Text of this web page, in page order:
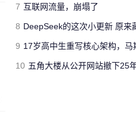
jimmyfluore
玩家网吧玩《绝地求
杀》开挂被制裁 网管无限重启
评论
7 互联网流量，崩塌了
8 DeepSeek的这次小更新 原来
9 17岁高中生重写核心架构，马
10 五角大楼从公开网站撤下25年的武器测试报告